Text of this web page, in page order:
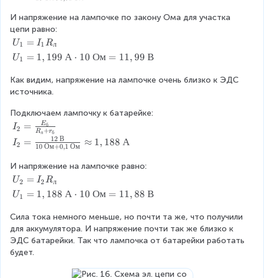
\
p
h
i
_
{
'
b
'
=
fr
a
c
E
_
а
}
{
R
л
+
r
_
а
}
1
=
\
fr
a
c
{
2
\
В
}
1
0
\
м
+
0
,
И напряжение на лампочке по закону Ома для участка
цепи равно:
U
_
=
I
1
R
_
л
U1 = I1 Rл
U
1
=
,
1
9
\
А
\
c
o
t
1
0
U1 = 1, 199 А ⋅ 10 Ом = 11, 99 В
Как видим, напряжение на лампочке очень близко к ЭДС
источника.
Подключаем лампочку к батарейке:
I
_
2
=
\
fr
a
{
E
_
б
I2 = Rл +rб
Eб
I
2
=
\
fr
a
c
{
1
2
I2 = 10 Ом+0,1 Ом
12 В ≈ 1, 188 А
И напряжение на лампочке равно:
U
_
=
I
_
2
U2 = I2Rл
U
1
=
1
,
U1 = 1, 188 А ⋅ 10 Ом = 11, 88 В
Сила тока немного меньше, но почти та же, что получили
для аккумулятора. И напряжение почти так же близко к
ЭДС батарейки. Так что лампочка от батарейки работать
будет.